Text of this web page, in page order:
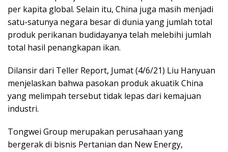
per kapita global. Selain itu, China juga masih menjadi
satu-satunya negara besar di dunia yang jumlah total
produk perikanan budidayanya telah melebihi jumlah
total hasil penangkapan ikan.
Dilansir dari Teller Report, Jumat (4/6/21) Liu Hanyuan
menjelaskan bahwa pasokan produk akuatik China
yang melimpah tersebut tidak lepas dari kemajuan
industri.
Tongwei Group merupakan perusahaan yang
bergerak di bisnis Pertanian dan New Energy,